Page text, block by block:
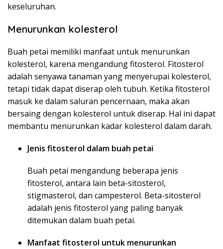
keseluruhan.
Menurunkan kolesterol
Buah petai memiliki manfaat untuk menurunkan
kolesterol, karena mengandung fitosterol. Fitosterol
adalah senyawa tanaman yang menyerupai kolesterol,
tetapi tidak dapat diserap oleh tubuh. Ketika fitosterol
masuk ke dalam saluran pencernaan, maka akan
bersaing dengan kolesterol untuk diserap. Hal ini dapat
membantu menurunkan kadar kolesterol dalam darah.
Jenis fitosterol dalam buah petai
Buah petai mengandung beberapa jenis
fitosterol, antara lain beta-sitosterol,
stigmasterol, dan campesterol. Beta-sitosterol
adalah jenis fitosterol yang paling banyak
ditemukan dalam buah petai.
Manfaat fitosterol untuk menurunkan